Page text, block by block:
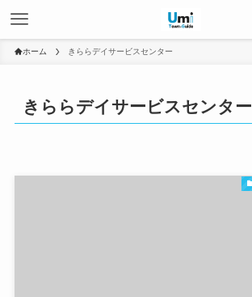
ホーム きららデイサービスセンター
きららデイサービスセンター